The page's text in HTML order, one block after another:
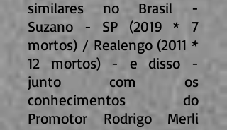
similares no Brasil -
Suzano - SP (2019 * 7
mortos) / Realengo (2011 *
12 mortos) - e disso -
junto com os
conhecimentos do
Promotor Rodrigo Merli